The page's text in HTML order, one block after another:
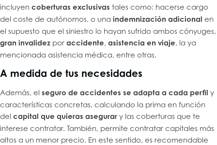
incluyen coberturas exclusivas tales como: hacerse cargo
del coste de autónomos, o una indemnización adicional en
el supuesto que el siniestro lo hayan sufrido ambos cónyuges,
gran invalidez por accidente, asistencia en viaje, la ya
mencionada asistencia médica, entre otras.
A medida de tus necesidades
Además, el seguro de accidentes se adapta a cada perfil y
características concretas, calculando la prima en función
del capital que quieras asegurar y las coberturas que te
interese contratar. También, permite contratar capitales más
altos a un menor precio. En este sentido, es recomendable